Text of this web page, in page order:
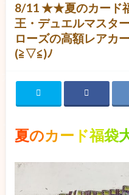
8/11 ★★夏のカード
王・デュエルマスタ
ローズの高額レアカ
(≧▽≦)ﾉ
夏のカー ド福袋